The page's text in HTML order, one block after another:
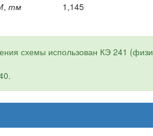
, тм 1,145
схемы использован КЭ 241